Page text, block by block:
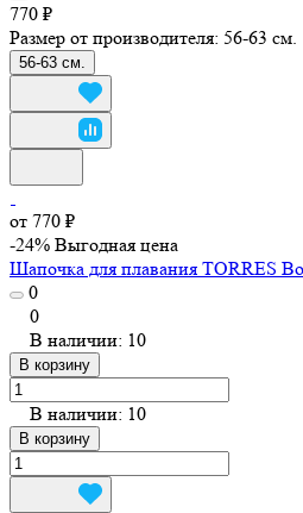
770 ₽
Размер от производителя: 56-63 см.
56-63 см.
от 770 ₽
-24% Выгодная цена
Шапочка для плавания TORRES
0
0
В наличии: 10
В корзину
В наличии: 10
В корзину